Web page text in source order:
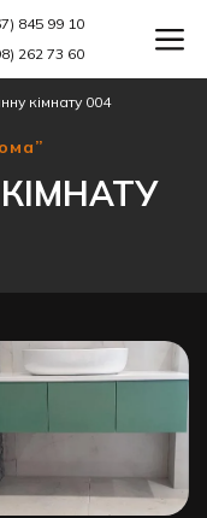
845 99 10
262 73 60
кімнату 004